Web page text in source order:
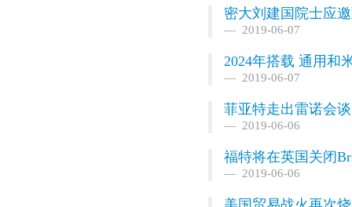
密大刘建国院士应
2019-06-07
2024年搭载 通用和
2019-06-07
菲亚特走出雷诺会
2019-06-06
福特将在英国关闭
2019-06-06